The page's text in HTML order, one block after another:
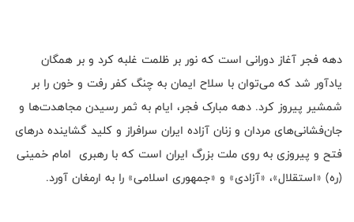
دهه فجر آغاز دورانی است که نور بر ظلمت غلبه کرد و بر همگان
یادآور شد که می‌توان با سلاح ایمان به چنگ کفر رفت و خون را بر
شمشیر پیروز کرد. دهه مبارک فجر، ایام به ثمر رسیدن مجاهدت‌ها و
جان‌فشانی‌های مردان و زنان آزاده ایران سرافراز و کلید گشاینده درهای
فتح و پیروزی به روی ملت بزرگ ایران است که با رهبری امام خمینی
(ره) «استقلال»، «آزادی» و «جمهوری اسلامی» را به ارمغان آورد.